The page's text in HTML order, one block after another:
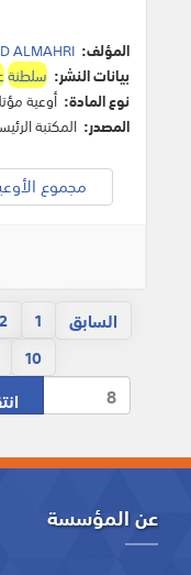
المؤلف: ALMAHRI
بيانات النشر: سلطنة
نوع المادة: أوعية
المصدر: المكتبة
مجموع
السابق 1
2
10
عن المؤسسة